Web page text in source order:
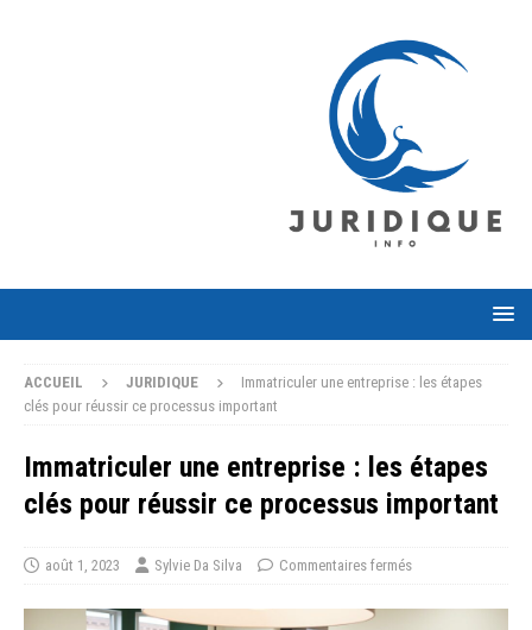
ACCUEIL JURIDIQUE
Immatriculer une entreprise : les étapes
clés pour réussir ce processus important
Immatriculer une entreprise : les étapes
clés pour réussir ce processus important
août 1, 2023 Sylvie Da Silva Commentaires fermés